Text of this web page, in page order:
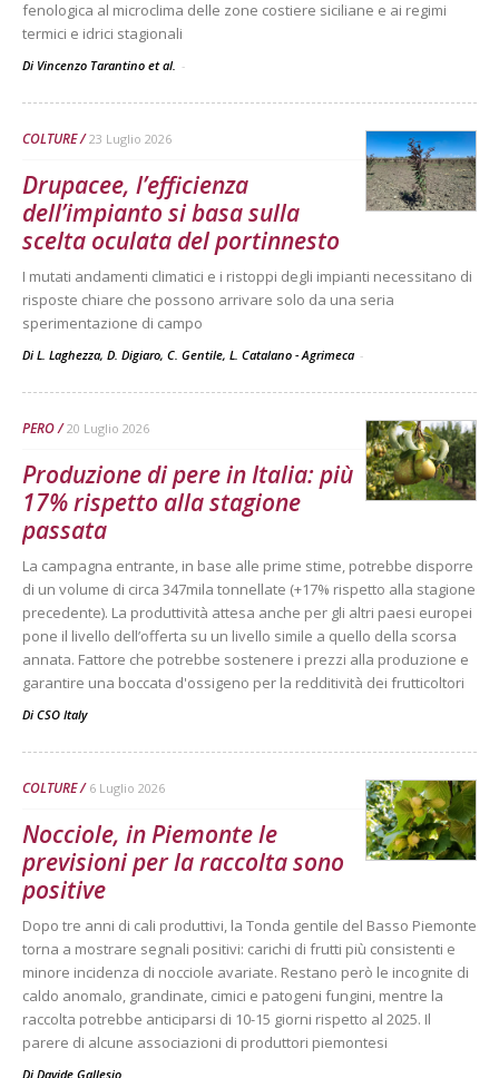
fenologica al microclima delle zone costiere siciliane e ai regimi
termici e idrici stagionali
Di Vincenzo Tarantino et al. -
COLTURE 23 Luglio 2026
Drupacee, l’efficienza
dell’impianto si basa sulla
scelta oculata del portinnesto
I mutati andamenti climatici e i ristoppi degli impianti necessitano di
risposte chiare che possono arrivare solo da una seria
sperimentazione di campo
Di L. Laghezza, D. Digiaro, C. Gentile, L. Catalano - Agrimeca -
PERO 20 Luglio 2026
Produzione di pere in Italia: più
17% rispetto alla stagione
passata
La campagna entrante, in base alle prime stime, potrebbe disporre
di un volume di circa 347mila tonnellate (+17% rispetto alla stagione
precedente). La produttività attesa anche per gli altri paesi europei
pone il livello dell’offerta su un livello simile a quello della scorsa
annata. Fattore che potrebbe sostenere i prezzi alla produzione e
garantire una boccata d'ossigeno per la redditività dei frutticoltori
Di CSO Italy
COLTURE 6 Luglio 2026
Nocciole, in Piemonte le
previsioni per la raccolta sono
positive
Dopo tre anni di cali produttivi, la Tonda gentile del Basso Piemonte
torna a mostrare segnali positivi: carichi di frutti più consistenti e
minore incidenza di nocciole avariate. Restano però le incognite di
caldo anomalo, grandinate, cimici e patogeni fungini, mentre la
raccolta potrebbe anticiparsi di 10-15 giorni rispetto al 2025. Il
parere di alcune associazioni di produttori piemontesi
Di Davide Gallesio